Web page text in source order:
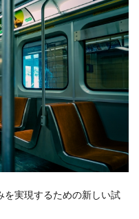
を実現するための新しい試